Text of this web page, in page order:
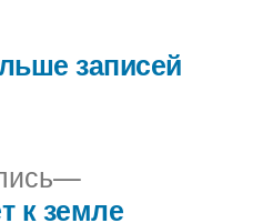
записей
Следующая
запись:
к земле